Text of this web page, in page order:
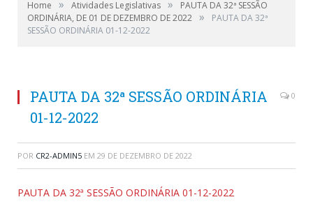
Home » Atividades Legislativas »
PAUTA DA 32ª SESSÃO
ORDINÁRIA, DE 01 DE DEZEMBRO DE 2022 »
PAUTA DA 32ª
SESSÃO ORDINÁRIA 01-12-2022
PAUTA DA 32ª SESSÃO ORDINÁRIA
01-12-2022
0
POR CR2-ADMIN5 EM 29 DE DEZEMBRO DE 2022
PAUTA DA 32ª SESSÃO ORDINÁRIA 01-12-2022